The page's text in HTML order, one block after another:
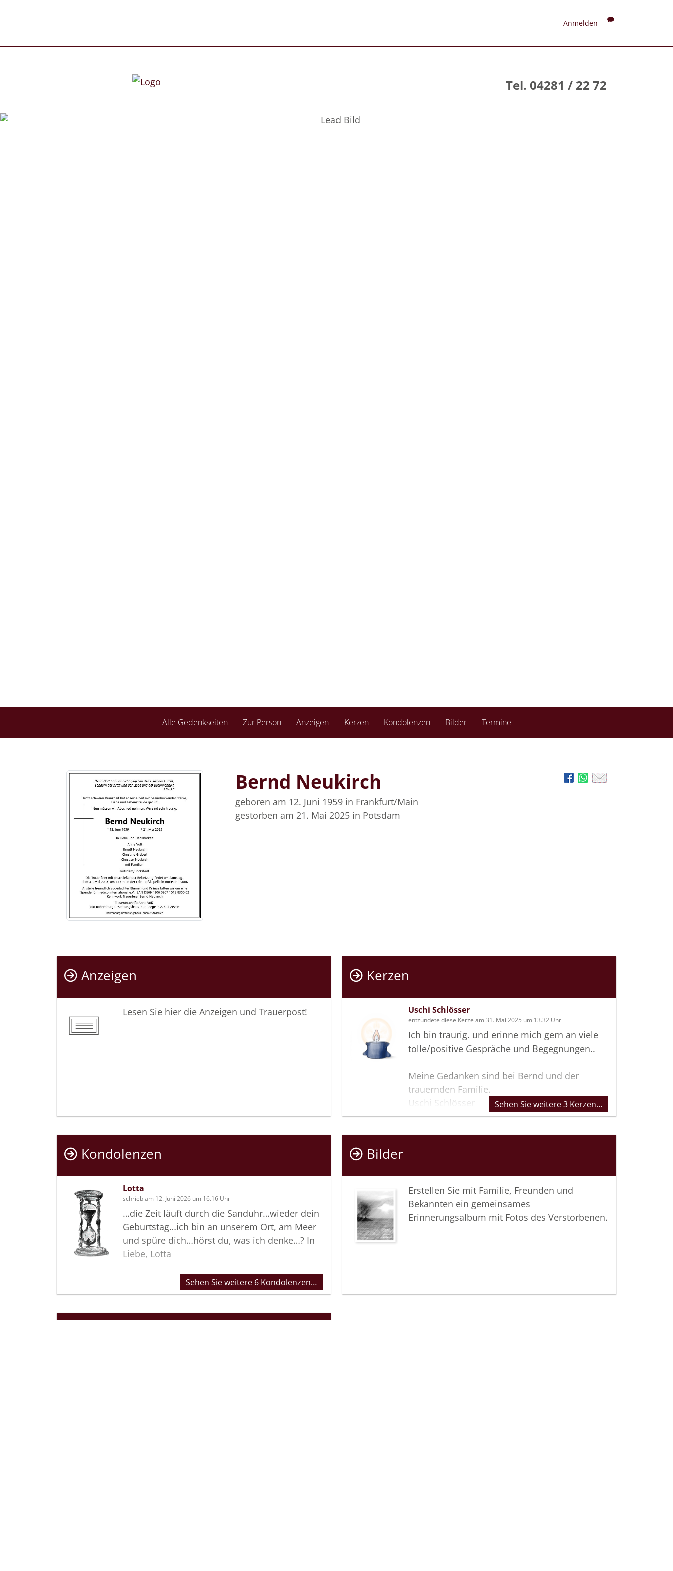
Anmelden
Tel. 04281 / 22 72
Alle Gedenkseiten Zur Person Anzeigen Kerzen Kondolenzen Bilder Termine
Bernd Neukirch
geboren am 12. Juni 1959 in Frankfurt/Main
gestorben am 21. Mai 2025 in Potsdam
Anzeigen
Lesen Sie hier die Anzeigen und Trauerpost!
Kerzen
Uschi Schlösser
entzündete diese Kerze am 31. Mai 2025 um 13.32 Uhr
Ich bin traurig. und erinne mich gern an viele
tolle/positive Gespräche und Begegnungen..
Meine Gedanken sind bei Bernd und der
trauernden Familie.
Uschi Schlösser
Sehen Sie weitere 3 Kerzen…
Kondolenzen
Lotta
schrieb am 12. Juni 2026 um 16.16 Uhr
…die Zeit läuft durch die Sanduhr…wieder dein
Geburtstag…ich bin an unserem Ort, am Meer
und spüre dich…hörst du, was ich denke…? In
Liebe, Lotta
Sehen Sie weitere 6 Kondolenzen…
Bilder
Erstellen Sie mit Familie, Freunden und
Bekannten ein gemeinsames
Erinnerungsalbum mit Fotos des Verstorbenen.